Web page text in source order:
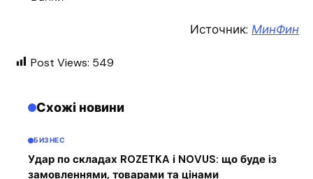
Источник: МинФин
Post Views: 549
Схожі новини
БИЗНЕС
Удар по складах ROZETKA і NOVUS: що буде із
замовленнями, товарами та цінами